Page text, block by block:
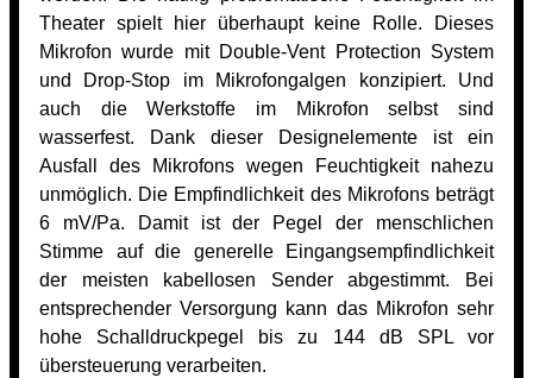
Theater spielt hier überhaupt keine Rolle. Dieses
Mikrofon wurde mit Double-Vent Protection System
und Drop-Stop im Mikrofongalgen konzipiert. Und
auch die Werkstoffe im Mikrofon selbst sind
wasserfest. Dank dieser Designelemente ist ein
Ausfall des Mikrofons wegen Feuchtigkeit nahezu
unmöglich. Die Empfindlichkeit des Mikrofons beträgt
6 mV/Pa. Damit ist der Pegel der menschlichen
Stimme auf die generelle Eingangsempfindlichkeit
der meisten kabellosen Sender abgestimmt. Bei
entsprechender Versorgung kann das Mikrofon sehr
hohe Schalldruckpegel bis zu 144 dB SPL vor
übersteuerung verarbeiten.